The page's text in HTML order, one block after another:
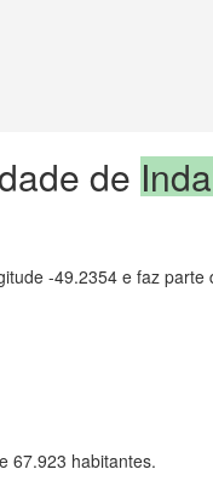
de
-49.2354 e faz parte
67.923 habitantes.